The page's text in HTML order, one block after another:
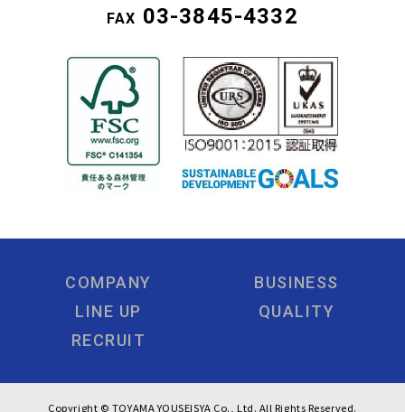
FAX 03-3845-4332
COMPANY
BUSINESS
LINE UP
QUALITY
RECRUIT
Copyright © TOYAMA YOUSEISYA Co., Ltd. All Rights Reserved.